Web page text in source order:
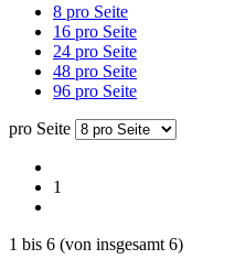
8 pro Seite
16 pro Seite
24 pro Seite
48 pro Seite
96 pro Seite
pro Seite
1
1 bis 6 (von insgesamt 6)